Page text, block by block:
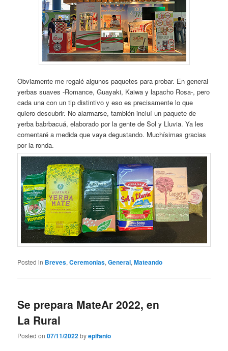
Obviamente me regalé algunos paquetes para probar. En general
yerbas suaves -Romance, Guayaki, Kaiwa y lapacho Rosa-, pero
cada una con un tip distintivo y eso es precisamente lo que
quiero descubrir. No alarmarse, también incluí un paquete de
yerba babrbacuá, elaborado por la gente de Sol y Lluvia. Ya les
comentaré a medida que vaya degustando. Muchísimas gracias
por la ronda.
Posted in Breves,Ceremonias,General,Mateando
Se prepara MateAr 2022, en
La Rural
Posted on07/11/2022byepifanio